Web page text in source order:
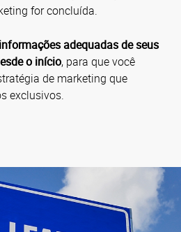
for concluída.
adequadas de seus
o início, para que você
de marketing que
exclusivos.